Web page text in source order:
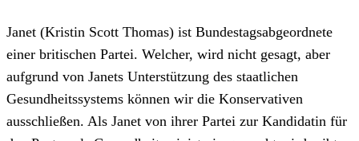
Janet (Kristin Scott Thomas) ist Bundestagsabgeordnete
einer britischen Partei. Welcher, wird nicht gesagt, aber
aufgrund von Janets Unterstützung des staatlichen
Gesundheitssystems können wir die Konservativen
ausschließen. Als Janet von ihrer Partei zur Kandidatin für